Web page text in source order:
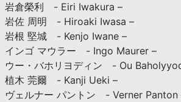
岩倉榮利 - Eiri Iwakura –
岩佐 周明 - Hiroaki Iwasa –
岩根 堅城 - Kenjo Iwane –
インゴ マウラー - Ingo Maurer –
ウー・バホリヨディン - Ou
植木 莞爾 - Kanji Ueki –
ヴェルナー パントン - Verner Panton